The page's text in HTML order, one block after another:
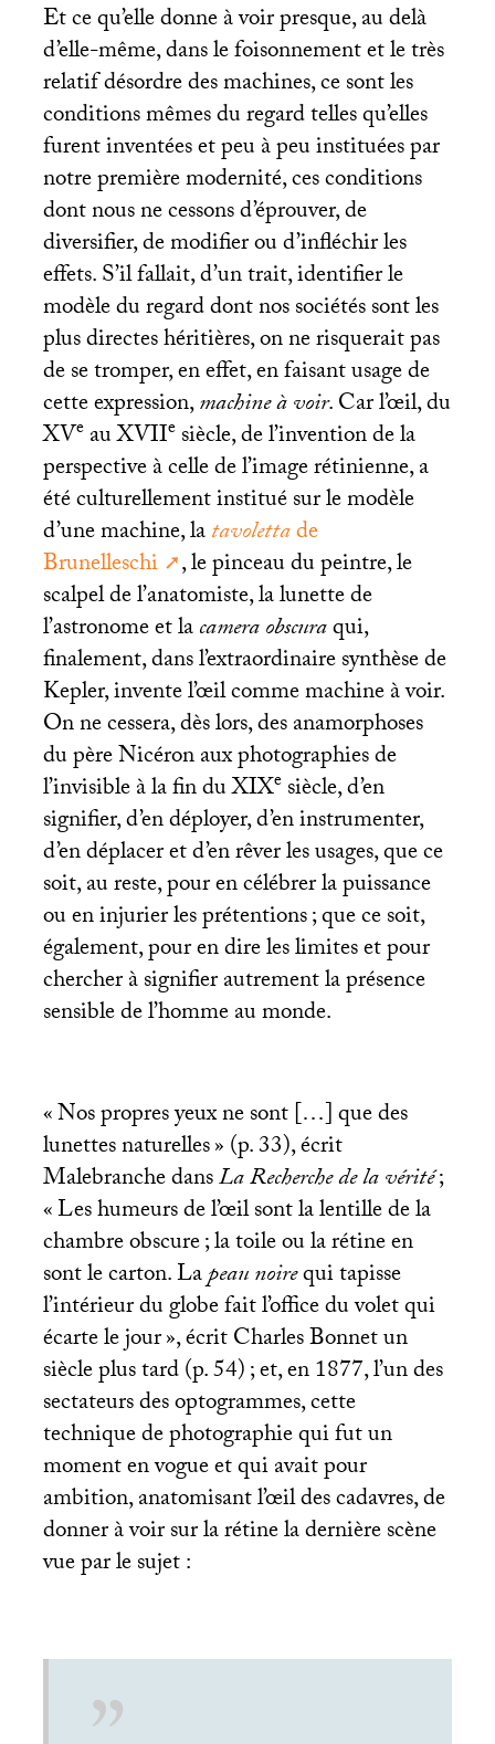
Et ce qu’elle donne à voir presque, au delà
d’elle-même, dans le foisonnement et le très
relatif désordre des machines, ce sont les
conditions mêmes du regard telles qu’elles
furent inventées et peu à peu instituées par
notre première modernité, ces conditions
dont nous ne cessons d’éprouver, de
diversifier, de modifier ou d’infléchir les
effets. S’il fallait, d’un trait, identifier le
modèle du regard dont nos sociétés sont les
plus directes héritières, on ne risquerait pas
de se tromper, en effet, en faisant usage de
cette expression,machine à voir. Car l’œil, du
XVeauXVIIesiècle, de l’invention de la
perspective à celle de l’image rétinienne, a
été culturellement institué sur le modèle
d’une machine, latavolettade
Brunelleschi
, le pinceau du peintre, le
scalpel de l’anatomiste, la lunette de
l’astronome et lacamera obscuraqui,
finalement, dans l’extraordinaire synthèse de
Kepler, invente l’œil comme machine à voir.
On ne cessera, dès lors, des anamorphoses
du père Nicéron aux photographies de
l’invisible à la fin duXIXesiècle, d’en
signifier, d’en déployer, d’en instrumenter,
d’en déplacer et d’en rêver les usages, que ce
soit, au reste, pour en célébrer la puissance
ou en injurier les prétentions; que ce soit,
également, pour en dire les limites et pour
chercher à signifier autrement la présence
sensible de l’homme au monde.
«Nos propres yeux ne sont […] que des
lunettes naturelles» (p. 33), écrit
Malebranche dansLa Recherche de la vérité;
«Les humeurs de l’œil sont la lentille de la
chambre obscure; la toile ou la rétine en
sont le carton. Lapeau noirequi tapisse
l’intérieur du globe fait l’office du volet qui
écarte le jour», écrit Charles Bonnet un
siècle plus tard (p. 54); et, en 1877, l’un des
sectateurs des optogrammes, cette
technique de photographie qui fut un
moment en vogue et qui avait pour
ambition, anatomisant l’œil des cadavres, de
donner à voir sur la rétine la dernière scène
vue par le sujet :